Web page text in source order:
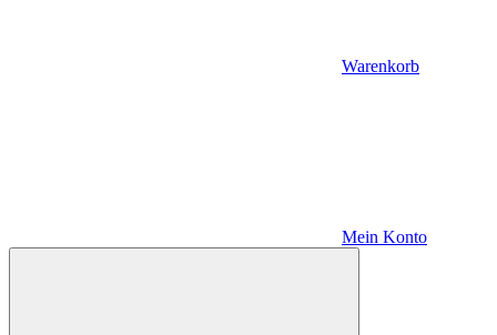
Warenkorb
Mein Konto